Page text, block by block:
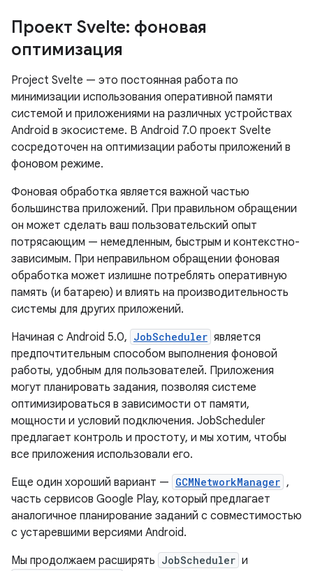
Проект Svelte: фоновая
оптимизация
Project Svelte — это постоянная работа по
минимизации использования оперативной памяти
системой и приложениями на различных устройствах
Android в экосистеме. В Android 7.0 проект Svelte
сосредоточен на оптимизации работы приложений в
фоновом режиме.
Фоновая обработка является важной частью
большинства приложений. При правильном обращении
он может сделать ваш пользовательский опыт
потрясающим — немедленным, быстрым и контекстно-
зависимым. При неправильном обращении фоновая
обработка может излишне потреблять оперативную
память (и батарею) и влиять на производительность
системы для других приложений.
Начиная с Android 5.0, JobScheduler является
предпочтительным способом выполнения фоновой
работы, удобным для пользователей. Приложения
могут планировать задания, позволяя системе
оптимизироваться в зависимости от памяти,
мощности и условий подключения. JobScheduler
предлагает контроль и простоту, и мы хотим, чтобы
все приложения использовали его.
Еще один хороший вариант — GCMNetworkManager ,
часть сервисов Google Play, который предлагает
аналогичное планирование заданий с совместимостью
с устаревшими версиями Android.
Мы продолжаем расширять JobScheduler и